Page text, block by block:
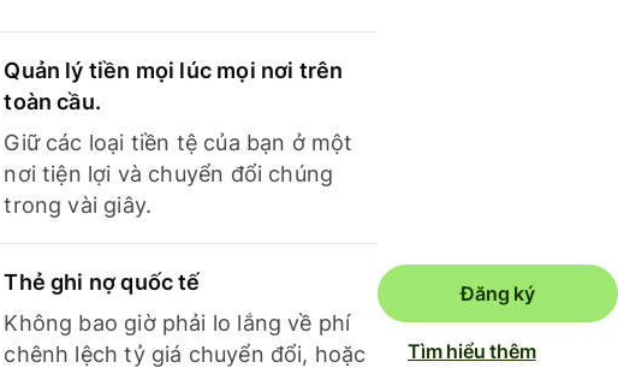
Quản lý tiền mọi lúc mọi nơi trên
toàn cầu.
Giữ các loại tiền tệ của bạn ở một
nơi tiện lợi và chuyển đổi chúng
trong vài giây.
Thẻ ghi nợ quốc tế
Không bao giờ phải lo lắng về phí
chênh lệch tỷ giá chuyển đổi, hoặc
Đăng ký
Tìm hiểu thêm